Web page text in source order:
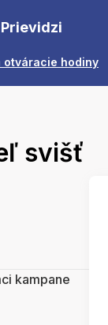
otváracie hodiny
svišť
kampane